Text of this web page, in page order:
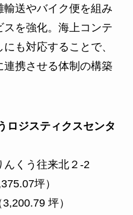
輸送やバイク便を組み
を強化。海上コンテ
も対応することで、
携させる体制の構築
ロジスティクスセンタ
んくう往来北２-2
坪）
坪）